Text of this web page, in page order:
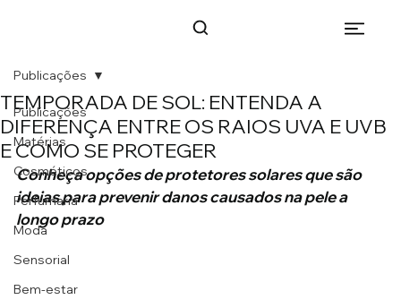
Publicações
Matérias
Cosméticos
Perfumaria
Moda
Sensorial
Bem-estar
Publicações
TEMPORADA DE SOL: ENTENDA A
DIFERENÇA ENTRE OS RAIOS UVA E UVB
E COMO SE PROTEGER
Conheça opções de protetores solares que são
ideias para prevenir danos causados na pele a
longo prazo